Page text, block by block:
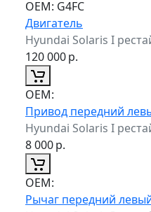
ОЕМ: G4FC
Двигатель
Hyundai Solaris I
120 000р.
ОЕМ:
Привод передний
Hyundai Solaris I
8 000р.
ОЕМ:
Рычаг передний